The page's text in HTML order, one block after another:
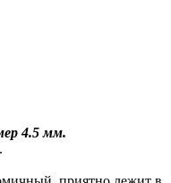
4.5 мм.